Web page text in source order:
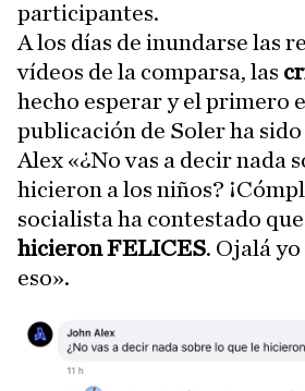
participantes.
A los días de inundarse las
vídeos de la comparsa, las
hecho esperar y el primero
publicación de Soler ha
Alex «¿No vas a decir nada
hicieron a los niños?
socialista ha contestado que
hicieron FELICES. Ojalá
eso».